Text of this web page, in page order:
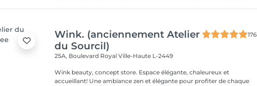
Wink. (anciennement Atelier
du Sourcil)
176
25A, Boulevard RoyalVille-Haute L-2449
Wink beauty, concept store. Espace élégante, chaleureux et
accueillant! Une ambiance zen et élégante pour profiter de chaque